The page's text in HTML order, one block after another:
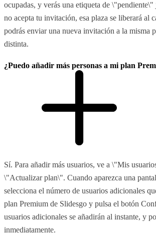
ocupadas, y verás una etiqueta de
no acepta tu invitación, esa plaza se liberará al
podrás enviar una nueva invitación a la misma
distinta.
¿Puedo añadir más personas a mi plan
Sí. Para añadir más usuarios, ve a \"Mis
\"Actualizar plan\". Cuando aparezca una
selecciona el número de usuarios adicionales
plan Premium de Slidesgo y pulsa el botón
usuarios adicionales se añadirán al instante, y
inmediatamente.